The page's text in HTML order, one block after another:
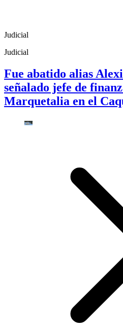
Judicial
Judicial
Fue abatido alias
señalado jefe de
Marquetalia en el